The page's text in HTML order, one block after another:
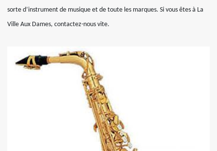
sorte d’instrument de musique et de toute les marques. Si vous êtes à La
Ville Aux Dames, contactez-nous vite.